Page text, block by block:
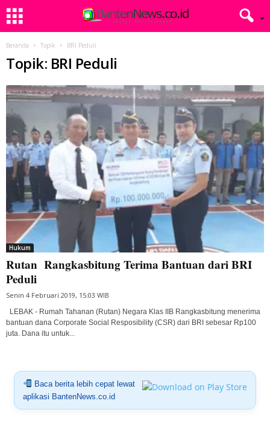
Beranda Topik BRI Peduli
Topik: BRI Peduli
Hukum
Rutan Rangkasbitung Terima Bantuan dari BRI
Peduli
Senin 4 Februari 2019, 15:03 WIB
LEBAK - Rumah Tahanan (Rutan) Negara Klas IIB Rangkasbitung menerima
bantuan dana Corporate Social Resposibility (CSR) dari BRI sebesar Rp100
juta. Dana itu untuk...
Baca berita lebih cepat lewat
aplikasi BantenNews.co.id